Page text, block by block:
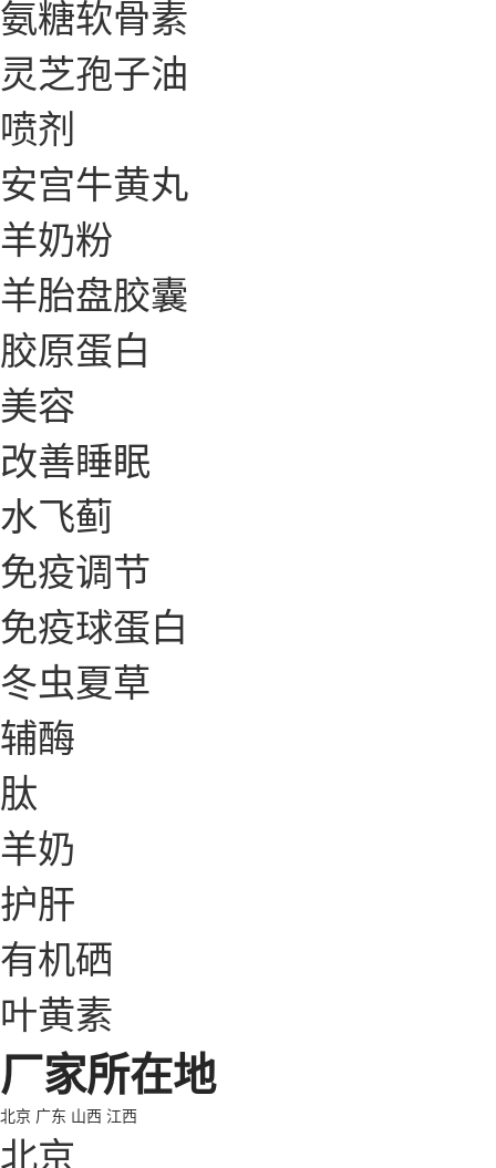
氨糖软骨素
灵芝孢子油
喷剂
安宫牛黄丸
羊奶粉
羊胎盘胶囊
胶原蛋白
美容
改善睡眠
水飞蓟
免疫调节
免疫球蛋白
冬虫夏草
辅酶
肽
羊奶
护肝
有机硒
叶黄素
厂家所在地
北京 广东 山西 江西
北京